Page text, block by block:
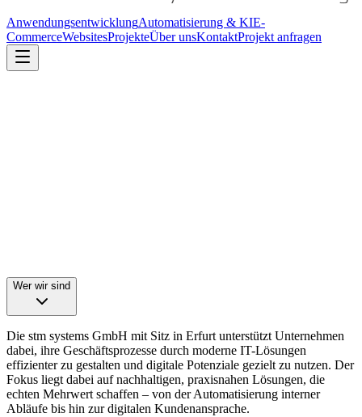
AnwendungsentwicklungAutomatisierung & KIE-
CommerceWebsitesProjekteÜber unsKontaktProjekt anfragen
Wer wir sind
Die stm systems GmbH mit Sitz in Erfurt unterstützt Unternehmen
dabei, ihre Geschäftsprozesse durch moderne IT-Lösungen
effizienter zu gestalten und digitale Potenziale gezielt zu nutzen. Der
Fokus liegt dabei auf nachhaltigen, praxisnahen Lösungen, die
echten Mehrwert schaffen – von der Automatisierung interner
Abläufe bis hin zur digitalen Kundenansprache.